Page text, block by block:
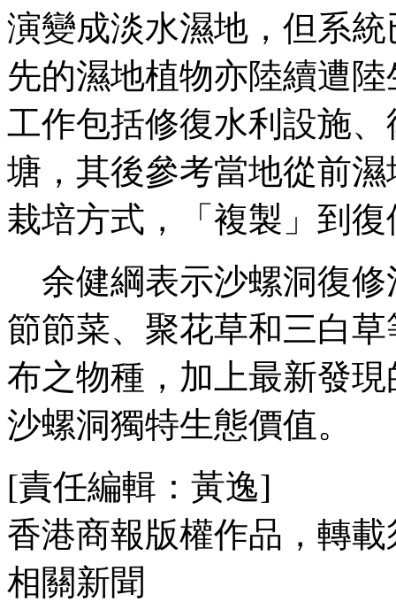
演變成淡水濕地，但系
先的濕地植物亦陸續遭
工作包括修復水利設施
塘，其後參考當地從前
栽培方式，「複製」到
余健綱表示沙螺洞復修
節節菜、聚花草和三白
布之物種，加上最新發
沙螺洞獨特生態價值。
[責任編輯：黃逸]
香港商報版權作品，轉
相關新聞